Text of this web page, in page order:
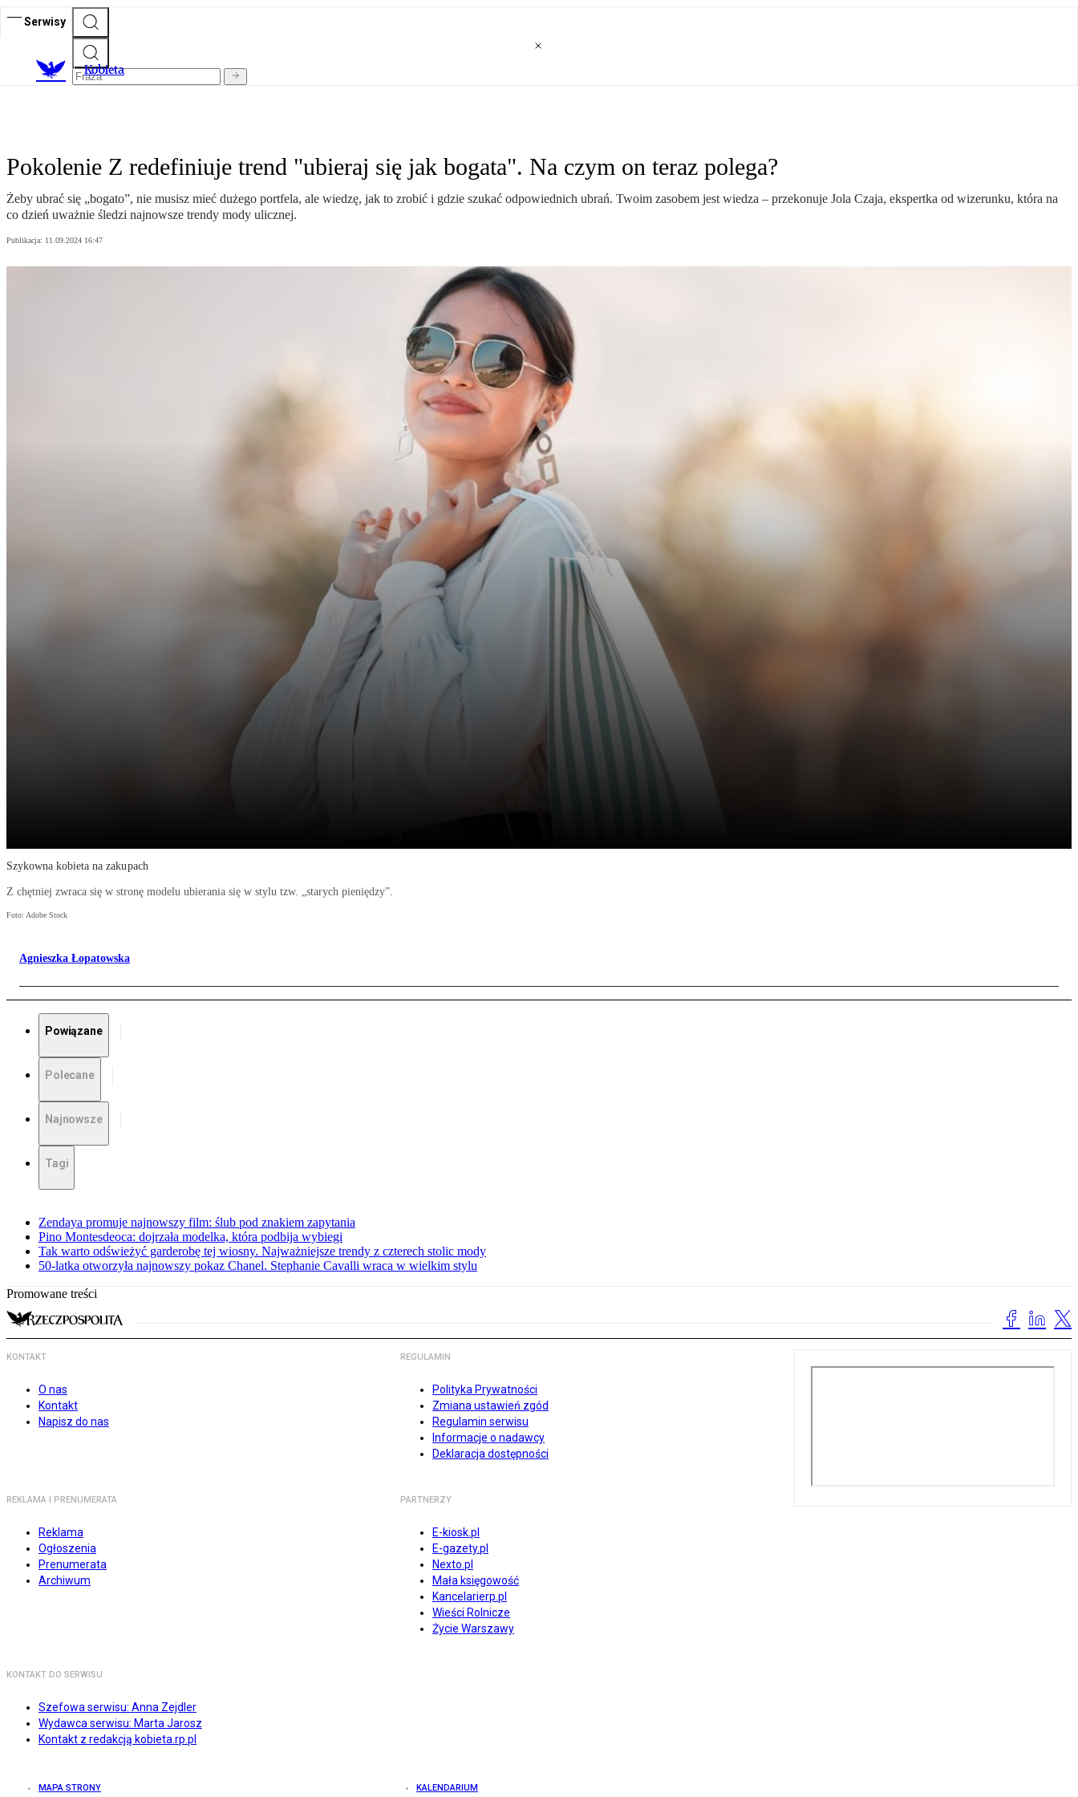
Serwisy
Kobieta
Pokolenie Z redefiniuje trend "ubieraj się jak bogata". Na czym on teraz polega?
Żeby ubrać się „bogato”, nie musisz mieć dużego portfela, ale wiedzę, jak to zrobić i gdzie szukać odpowiednich ubrań. Twoim zasobem jest wiedza – przekonuje Jola Czaja, ekspertka od wizerunku, która na
co dzień uważnie śledzi najnowsze trendy mody ulicznej.
Publikacja: 11.09.2024 16:47
Szykowna kobieta na zakupach
Z chętniej zwraca się w stronę modelu ubierania się w stylu tzw. „starych pieniędzy”.
Foto: Adobe Stock
Agnieszka Łopatowska
Powiązane
Polecane
Najnowsze
Tagi
Zendaya promuje najnowszy film: ślub pod znakiem zapytania
Pino Montesdeoca: dojrzała modelka, która podbija wybiegi
Tak warto odświeżyć garderobę tej wiosny. Najważniejsze trendy z czterech stolic mody
50-latka otworzyła najnowszy pokaz Chanel. Stephanie Cavalli wraca w wielkim stylu
Promowane treści
KONTAKT
O nas
Kontakt
Napisz do nas
REGULAMIN
Polityka Prywatności
Zmiana ustawień zgód
Regulamin serwisu
Informacje o nadawcy
Deklaracja dostępności
REKLAMA I PRENUMERATA
Reklama
Ogłoszenia
Prenumerata
Archiwum
PARTNERZY
E-kiosk.pl
E-gazety.pl
Nexto.pl
Mała księgowość
Kancelarierp.pl
Wieści Rolnicze
Życie Warszawy
KONTAKT DO SERWISU
Szefowa serwisu: Anna Zejdler
Wydawca serwisu: Marta Jarosz
Kontakt z redakcją kobieta.rp.pl
MAPA STRONY KALENDARIUM